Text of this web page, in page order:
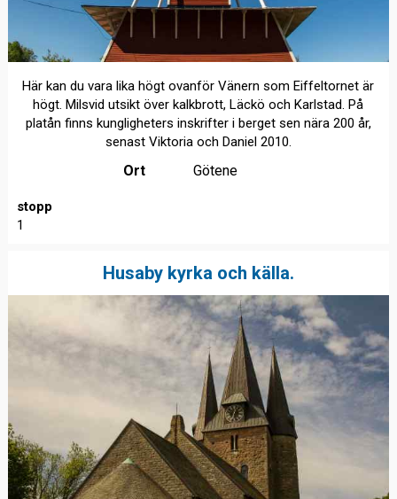
Här kan du vara lika högt ovanför Vänern som Eiffeltornet är
högt. Milsvid utsikt över kalkbrott, Läckö och Karlstad. På
platån finns kungligheters inskrifter i berget sen nära 200 år,
senast Viktoria och Daniel 2010.
Ort Götene
stopp
1
Husaby kyrka och källa.